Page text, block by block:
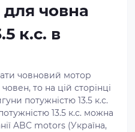
човна
к.с. в
човновий мотор
то на цій сторінці
потужністю 13.5 к.с.
13.5 к.с. можна
ABC motors (Україна,